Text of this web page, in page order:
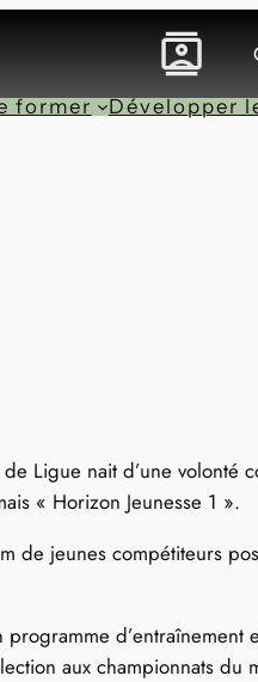
former Développer
Ligue nait d’une volonté
« Horizon Jeunesse 1 ».
jeunes compétiteurs
d’entraînement
aux championnats du